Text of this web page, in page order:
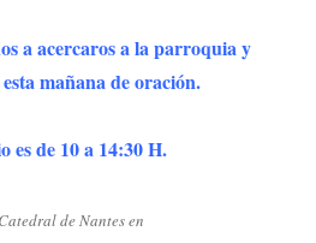
a acercaros a la parroquia y
mañana de oración.
es de 10 a 14:30 H.
de Nantes en